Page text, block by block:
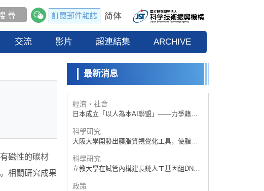
交流 影片 超連結集 ARCHIVE
訂閱郵件雜誌
磁性的碳材
相關研究成果
最新消息
政策
日本科研費增設國際共同研究強化新類別，
促進青年研究人員赴海外開展研究
可應用於量子電腦
科學研究
開發出300億年僅誤差1秒的光晶格鐘，構建
網路將其打造為次世代社會基礎設施
經濟・社會
日本成立「以人為本AI聯盟」——力爭藉助
研發
科學研究
大阪大學開發出膜脂質視覺化工具，使脂質
科學研究
立教大學在試管內構建長鏈人工基因組DNA
工細胞
政策